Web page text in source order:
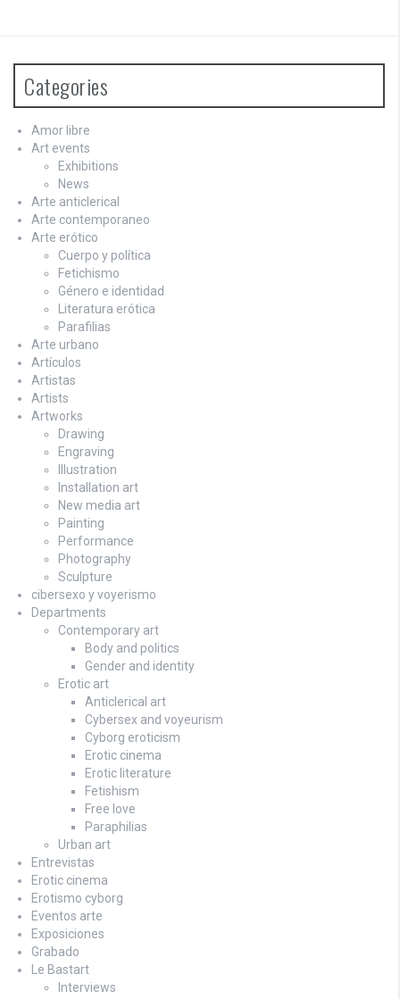
Categories
Amor libre
Art events
Exhibitions
News
Arte anticlerical
Arte contemporaneo
Arte erótico
Cuerpo y política
Fetichismo
Género e identidad
Literatura erótica
Parafilias
Arte urbano
Artículos
Artistas
Artists
Artworks
Drawing
Engraving
Illustration
Installation art
New media art
Painting
Performance
Photography
Sculpture
cibersexo y voyerismo
Departments
Contemporary art
Body and politics
Gender and identity
Erotic art
Anticlerical art
Cybersex and voyeurism
Cyborg eroticism
Erotic cinema
Erotic literature
Fetishism
Free love
Paraphilias
Urban art
Entrevistas
Erotic cinema
Erotismo cyborg
Eventos arte
Exposiciones
Grabado
Le Bastart
Interviews